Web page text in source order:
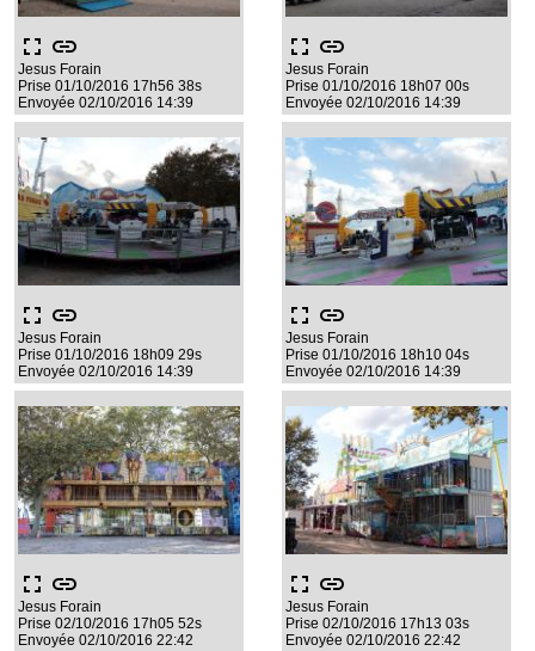
fullscreen link
Jesus Forain
Prise 01/10/2016 17h56 38s
Envoyée 02/10/2016 14:39
fullscreen link
Jesus Forain
Prise 01/10/2016 18h07 00s
Envoyée 02/10/2016 14:39
fullscreen link
Jesus Forain
Prise 01/10/2016 18h09 29s
Envoyée 02/10/2016 14:39
fullscreen link
Jesus Forain
Prise 01/10/2016 18h10 04s
Envoyée 02/10/2016 14:39
fullscreen link
Jesus Forain
Prise 02/10/2016 17h05 52s
Envoyée 02/10/2016 22:42
fullscreen link
Jesus Forain
Prise 02/10/2016 17h13 03s
Envoyée 02/10/2016 22:42